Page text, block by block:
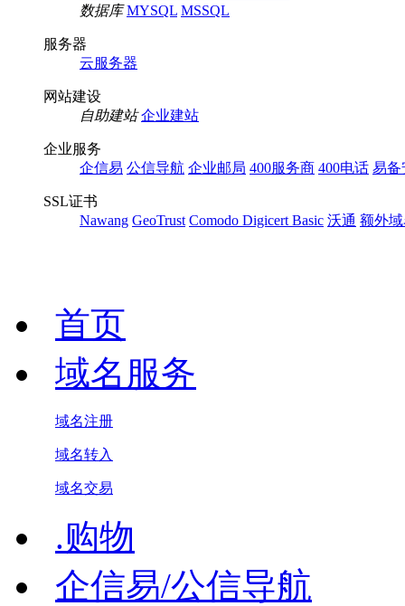
数据库 MYSQL MSSQL
服务器
云服务器
网站建设
自助建站 企业建站
企业服务
企信易 公信导航 企业邮局 400服务商 400电话 易备
SSL证书
Nawang GeoTrust Comodo Digicert Basic 沃通 额外
首页
域名服务
域名注册
域名转入
域名交易
.购物
企信易/公信导航